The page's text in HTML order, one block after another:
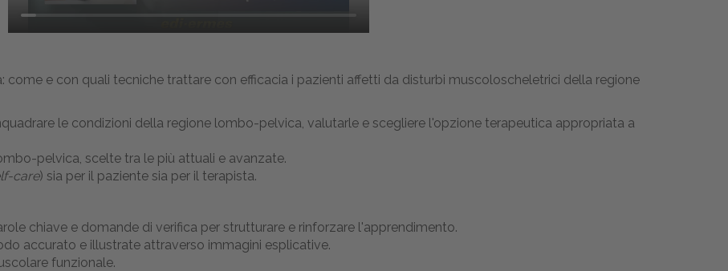
come e con quali tecniche trattare con efficacia i pazienti affetti da disturbi muscoloscheletrici della regione
le condizioni della regione lombo-pelvica, valutarle e scegliere l'opzione terapeutica appropriata a
pelvica, scelte tra le più attuali e avanzate.
care) sia per il paziente sia per il terapista.
chiave e domande di verifica per strutturare e rinforzare l'apprendimento.
accurato e illustrate attraverso immagini esplicative.
funzionale.